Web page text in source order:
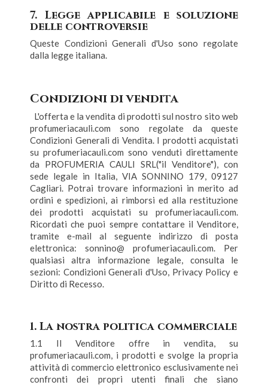
7. Legge applicabile e soluzione
delle controversie
Queste Condizioni Generali d'Uso sono regolate
dalla legge italiana.
Condizioni di vendita
L'offerta e la vendita di prodotti sul nostro sito web
profumeriacauli.com sono regolate da queste
Condizioni Generali di Vendita. I prodotti acquistati
su profumeriacauli.com sono venduti direttamente
da PROFUMERIA CAULI SRL("il Venditore"), con
sede legale in Italia, VIA SONNINO 179, 09127
Cagliari. Potrai trovare informazioni in merito ad
ordini e spedizioni, ai rimborsi ed alla restituzione
dei prodotti acquistati su profumeriacauli.com.
Ricordati che puoi sempre contattare il Venditore,
tramite e-mail al seguente indirizzo di posta
elettronica: sonnino@ profumeriacauli.com. Per
qualsiasi altra informazione legale, consulta le
sezioni: Condizioni Generali d'Uso, Privacy Policy e
Diritto di Recesso.
1. La nostra politica commerciale
1.1 Il Venditore offre in vendita, su
profumeriacauli.com, i prodotti e svolge la propria
attività di commercio elettronico esclusivamente nei
confronti dei propri utenti finali che siano